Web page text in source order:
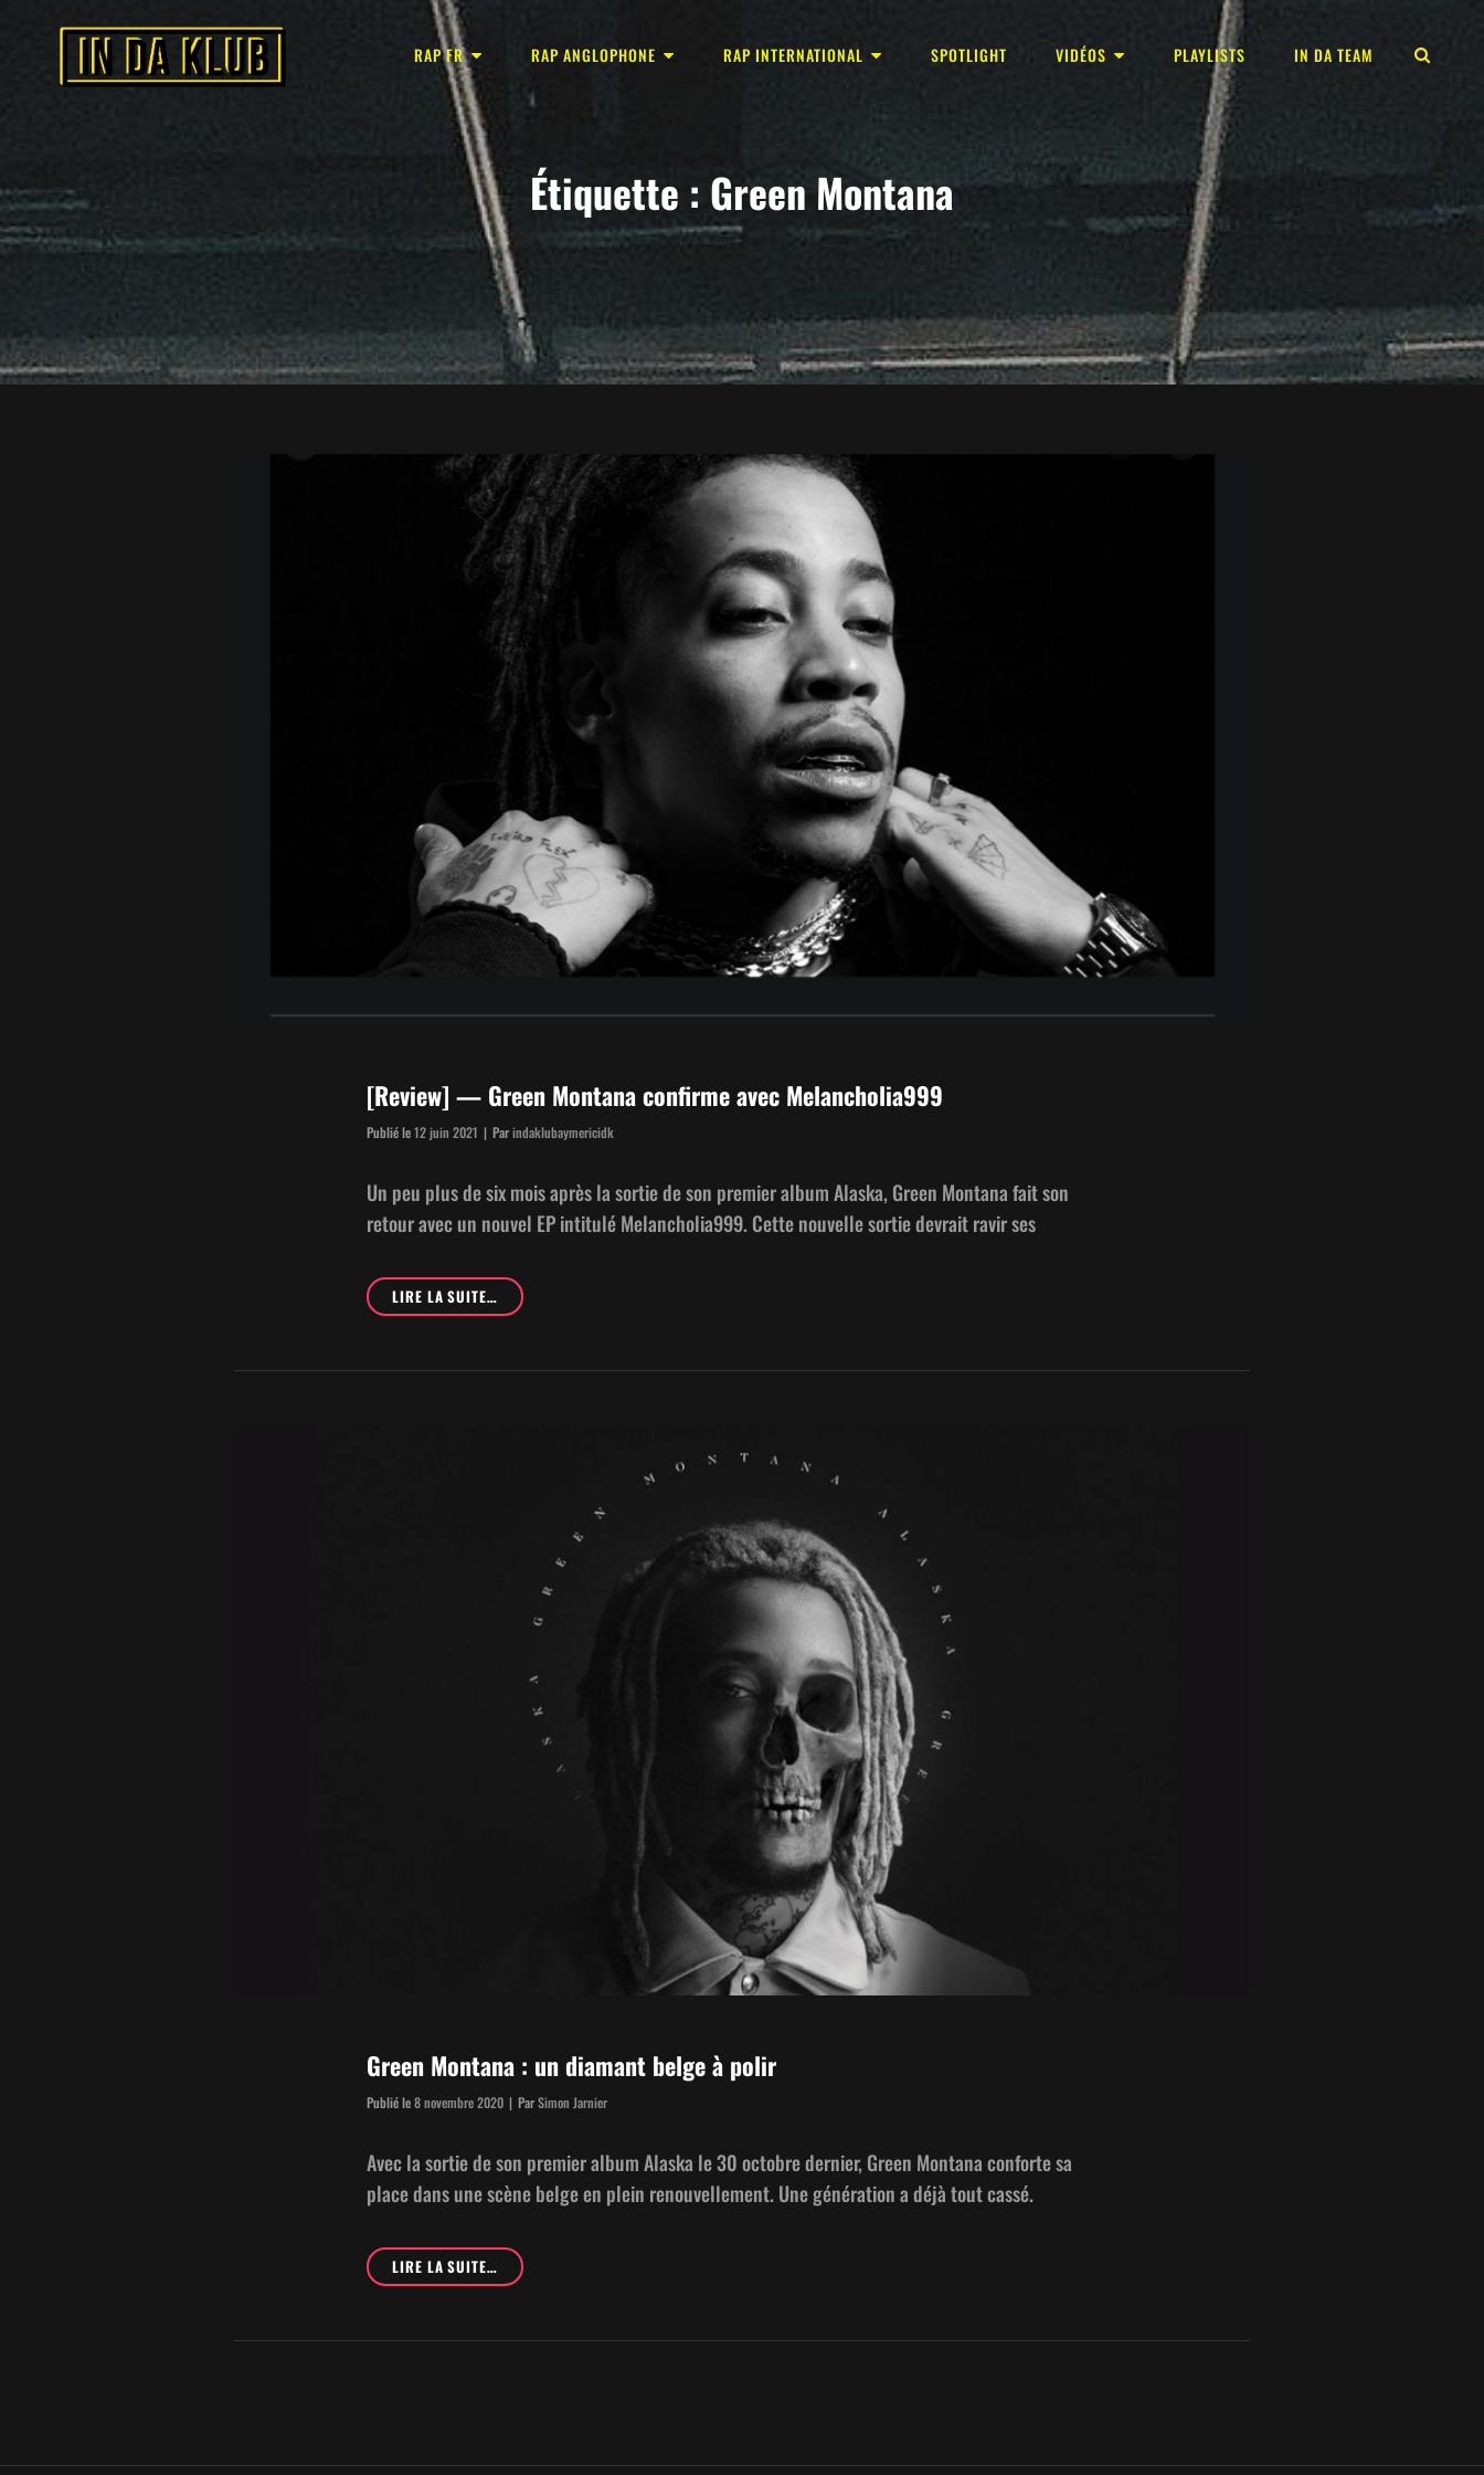
In Da Klub
RAP FR RAP ANGLOPHONE RAP INTERNATIONAL SPOTLIGHT VIDÉOS PLAYLISTS IN DA TEAM
Étiquette : Green Montana
[Review] — Green Montana confirme avec Melancholia999
Publié le12 juin 2021 | ParByline
indaklubaymericidk
Un peu plus de six mois après la sor­tie de son pre­mier album Alas­ka, Green Mon­tana fait son
retour avec un nou­v­el EP inti­t­ulé Melancholia999. Cette nou­velle sor­tie devrait ravir ses
LIRE LA SUITE… [REVIEW]
—
Green Montana : un diamant belge à polir
Publié le8 novembre 2020 | ParByline
Simon Jarnier
Avec la sor­tie de son pre­mier album Alas­ka le 30 octo­bre dernier, Green Mon­tana con­forte sa
place dans une scène belge en plein renou­velle­ment. Une généra­tion a déjà tout cassé.
LIRE LA SUITE…GREEN
MON­
: